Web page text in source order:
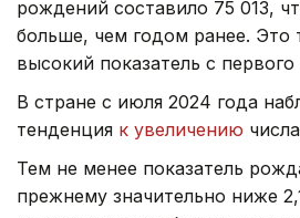
рождений составило 75 013,
больше, чем годом ранее. Это
высокий показатель с первого
В стране с июля 2024 года
тенденция к увеличению
Тем не менее показатель
прежнему значительно ниже